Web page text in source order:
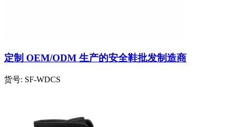
定制 OEM/ODM 生产的安全鞋批发制造商
货号: SF-WDCS